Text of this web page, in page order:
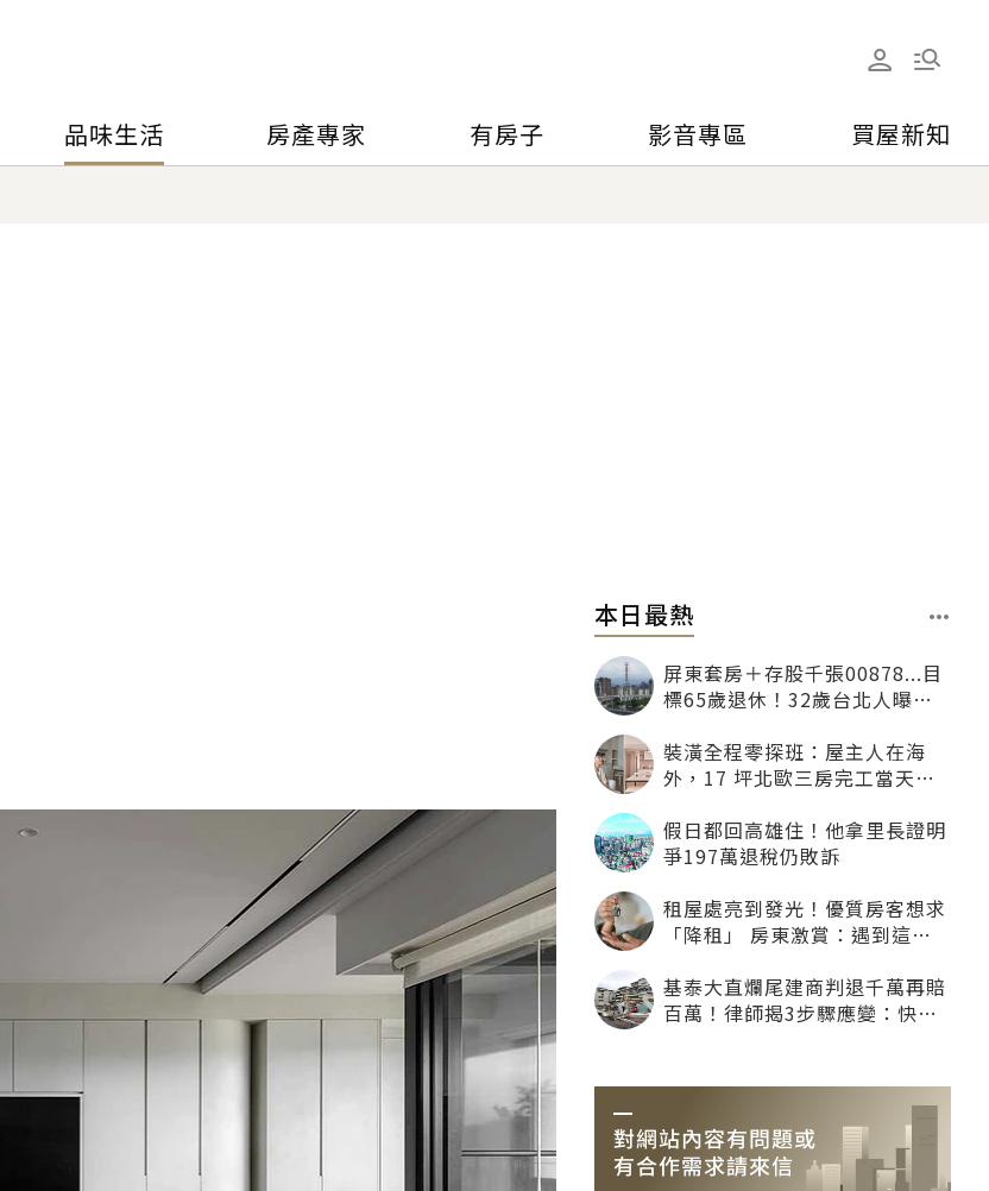
品味生活 房產專家 有房子 影音專區 買屋新知
本日最熱
屏東套房＋存股千張00878...目
標65歲退休！32歲台北人曝：
裝潢全程零探班：屋主人在海
外，17 坪北歐三房完工當天才
假日都回高雄住！他拿里長證明
爭197萬退稅仍敗訴
租屋處亮到發光！優質房客想求
「降租」 房東激賞：遇到這種
基泰大直爛尾建商判退千萬再賠
百萬！律師揭3步驟應變：快通